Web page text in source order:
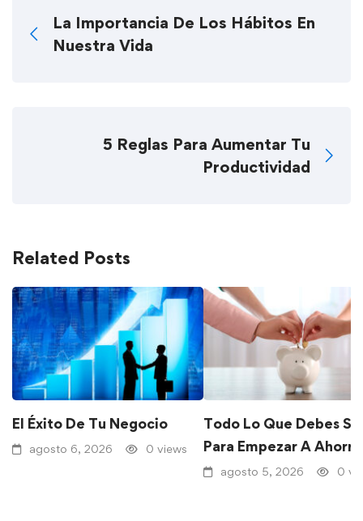
La Importancia De Los Hábitos En
Nuestra Vida
5 Reglas Para Aumentar Tu
Productividad
Related Posts
El Éxito De Tu Negocio
agosto 6, 2026 0 views
Todo Lo Que Debes
Para Empezar A
agosto 5, 2026 0